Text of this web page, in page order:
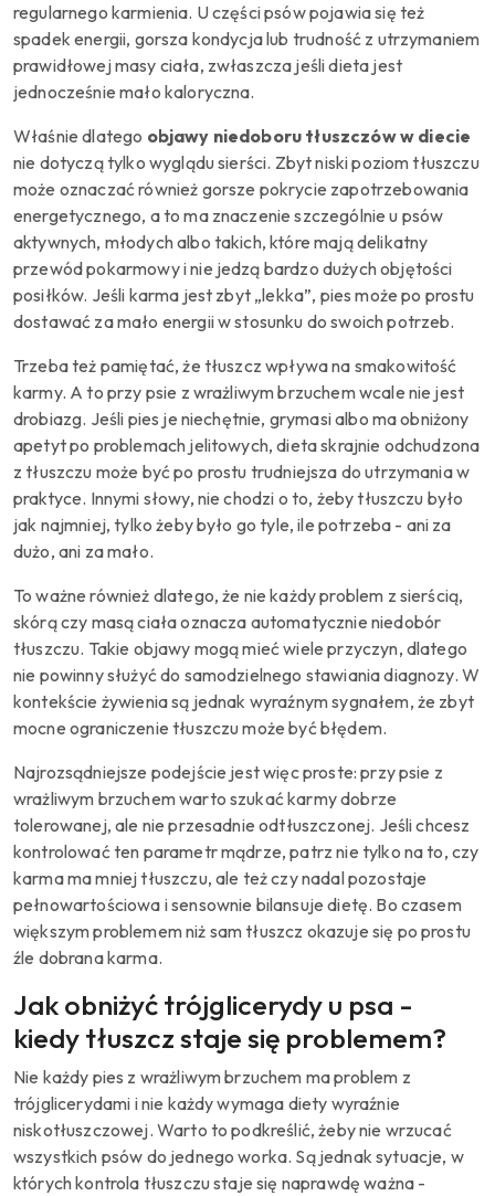
regularnego karmienia. U części psów pojawia się też
spadek energii, gorsza kondycja lub trudność z utrzymaniem
prawidłowej masy ciała, zwłaszcza jeśli dieta jest
jednocześnie mało kaloryczna.
Właśnie dlatego objawy niedoboru tłuszczów w diecie
nie dotyczą tylko wyglądu sierści. Zbyt niski poziom tłuszczu
może oznaczać również gorsze pokrycie zapotrzebowania
energetycznego, a to ma znaczenie szczególnie u psów
aktywnych, młodych albo takich, które mają delikatny
przewód pokarmowy i nie jedzą bardzo dużych objętości
posiłków. Jeśli karma jest zbyt „lekka”, pies może po prostu
dostawać za mało energii w stosunku do swoich potrzeb.
Trzeba też pamiętać, że tłuszcz wpływa na smakowitość
karmy. A to przy psie z wrażliwym brzuchem wcale nie jest
drobiazg. Jeśli pies je niechętnie, grymasi albo ma obniżony
apetyt po problemach jelitowych, dieta skrajnie odchudzona
z tłuszczu może być po prostu trudniejsza do utrzymania w
praktyce. Innymi słowy, nie chodzi o to, żeby tłuszczu było
jak najmniej, tylko żeby było go tyle, ile potrzeba - ani za
dużo, ani za mało.
To ważne również dlatego, że nie każdy problem z sierścią,
skórą czy masą ciała oznacza automatycznie niedobór
tłuszczu. Takie objawy mogą mieć wiele przyczyn, dlatego
nie powinny służyć do samodzielnego stawiania diagnozy. W
kontekście żywienia są jednak wyraźnym sygnałem, że zbyt
mocne ograniczenie tłuszczu może być błędem.
Najrozsądniejsze podejście jest więc proste: przy psie z
wrażliwym brzuchem warto szukać karmy dobrze
tolerowanej, ale nie przesadnie odtłuszczonej. Jeśli chcesz
kontrolować ten parametr mądrze, patrz nie tylko na to, czy
karma ma mniej tłuszczu, ale też czy nadal pozostaje
pełnowartościowa i sensownie bilansuje dietę. Bo czasem
większym problemem niż sam tłuszcz okazuje się po prostu
źle dobrana karma.
Jak obniżyć trójglicerydy u psa -
kiedy tłuszcz staje się problemem?
Nie każdy pies z wrażliwym brzuchem ma problem z
trójglicerydami i nie każdy wymaga diety wyraźnie
niskotłuszczowej. Warto to podkreślić, żeby nie wrzucać
wszystkich psów do jednego worka. Są jednak sytuacje, w
których kontrola tłuszczu staje się naprawdę ważna -